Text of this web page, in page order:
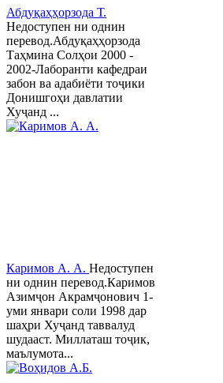
Абдуқаҳҳорзода Т.
Недоступен ни однин
перевод.Абдуқаҳҳорзода
Таҳмина Солҳои 2000 -
2002-Лаборанти кафедраи
забон ва адабиёти тоҷики
Донишгоҳи давлатии
Хуҷанд ...
Каримов А. А. Недоступен
ни однин перевод.Каримов
Азимҷон Акрамҷонович 1-
уми январи соли 1998 дар
шаҳри Хуҷанд таввалуд
шудааст. Миллаташ тоҷик,
маълумота...